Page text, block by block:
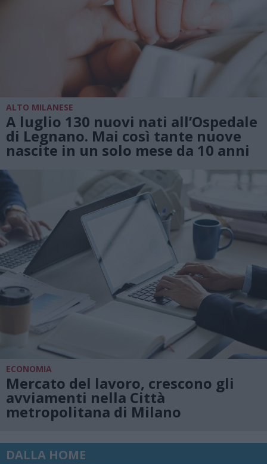
ALTO MILANESE
A luglio 130 nuovi nati all’Ospedale
di Legnano. Mai così tante nuove
nascite in un solo mese da 10 anni
ECONOMIA
Mercato del lavoro, crescono gli
avviamenti nella Città
metropolitana di Milano
DALLA HOME